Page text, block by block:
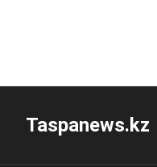
Taspanews.kz